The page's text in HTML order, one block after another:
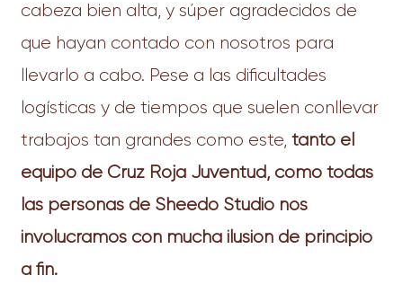
cabeza bien alta, y súper agradecidos de
que hayan contado con nosotros para
llevarlo a cabo. Pese a las dificultades
logísticas y de tiempos que suelen conllevar
trabajos tan grandes como este,tanto el
equipo de Cruz Roja Juventud, como todas
las personas de Sheedo Studio nos
involucramos con mucha ilusión de principio
a fin.